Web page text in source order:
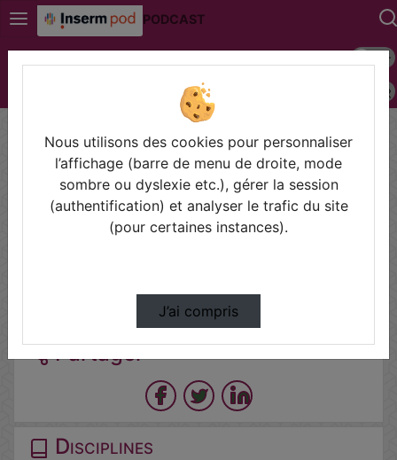
PODCAST
Mode
Police
12e JA CEI 15/10/2025_TR2_Hadhemi Kaddour
Ro…
Prendre des notes
Connectez-vous pour en créer une nouvelle.
Partager
Disciplines
Nous utilisons des cookies pour personnaliser
l’affichage (barre de menu de droite, mode
sombre ou dyslexie etc.), gérer la session
(authentification) et analyser le trafic du site
(pour certaines instances).
J’ai compris